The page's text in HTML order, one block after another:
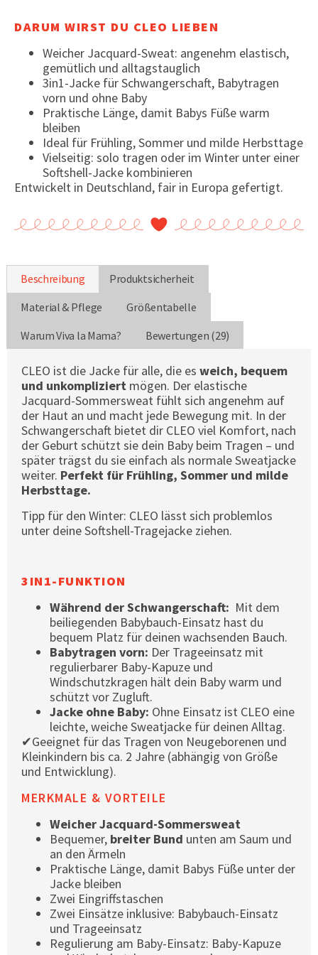
DARUM WIRST DU CLEO LIEBEN
Weicher Jacquard-Sweat: angenehm elastisch,
gemütlich und alltagstauglich
3in1-Jacke für Schwangerschaft, Babytragen
vorn und ohne Baby
Praktische Länge, damit Babys Füße warm
bleiben
Ideal für Frühling, Sommer und milde Herbsttage
Vielseitig: solo tragen oder im Winter unter einer
Softshell-Jacke kombinieren
Entwickelt in Deutschland, fair in Europa gefertigt.
Beschreibung
Produktsicherheit
Material & Pflege
Größentabelle
Warum Viva la Mama?
Bewertungen (29)
CLEO ist die Jacke für alle, die es weich, bequem
und unkompliziert mögen. Der elastische
Jacquard-Sommersweat fühlt sich angenehm auf
der Haut an und macht jede Bewegung mit. In der
Schwangerschaft bietet dir CLEO viel Komfort, nach
der Geburt schützt sie dein Baby beim Tragen – und
später trägst du sie einfach als normale Sweatjacke
weiter. Perfekt für Frühling, Sommer und milde
Herbsttage.
Tipp für den Winter: CLEO lässt sich problemlos
unter deine Softshell-Tragejacke ziehen.
3IN1-FUNKTION
Während der Schwangerschaft: Mit dem
beiliegenden Babybauch-Einsatz hast du
bequem Platz für deinen wachsenden Bauch.
Babytragen vorn: Der Trageeinsatz mit
regulierbarer Baby-Kapuze und
Windschutzkragen hält dein Baby warm und
schützt vor Zugluft.
Jacke ohne Baby: Ohne Einsatz ist CLEO eine
leichte, weiche Sweatjacke für deinen Alltag.
✔Geeignet für das Tragen von Neugeborenen und
Kleinkindern bis ca. 2 Jahre (abhängig von Größe
und Entwicklung).
MERKMALE & VORTEILE
Weicher Jacquard-Sommersweat
Bequemer, breiter Bund unten am Saum und
an den Ärmeln
Praktische Länge, damit Babys Füße unter der
Jacke bleiben
Zwei Eingriffstaschen
Zwei Einsätze inklusive: Babybauch-Einsatz
und Trageeinsatz
Regulierung am Baby-Einsatz: Baby-Kapuze